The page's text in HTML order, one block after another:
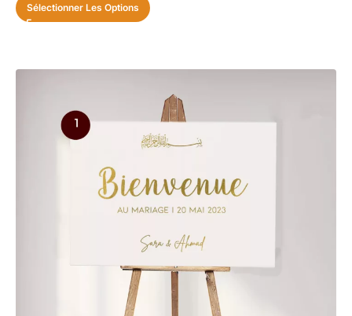
Sélectionner Les Options